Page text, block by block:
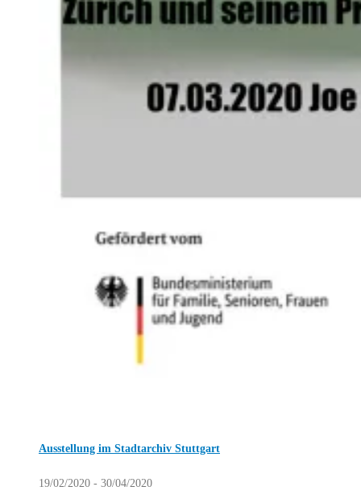
Ausstellung im Stadtarchiv Stuttgart
19/02/2020 - 30/04/2020